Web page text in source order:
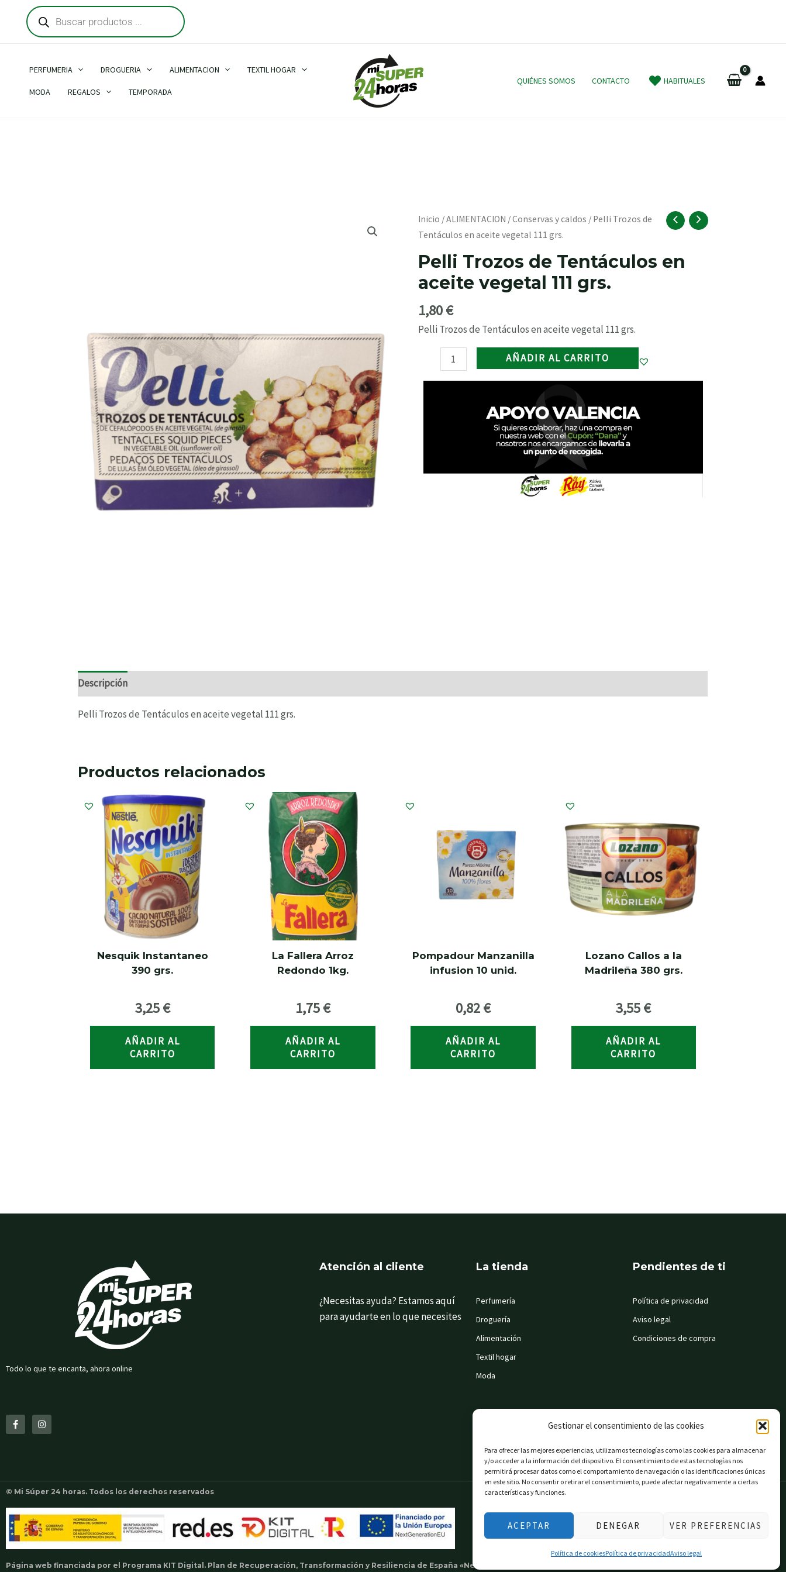
Gestionar el consentimiento de las cookies
Para ofrecer las mejores experiencias, utilizamos tecnologías como las cookies para almacenar
y/o acceder a la información del dispositivo. El consentimiento de estas tecnologías nos
permitirá procesar datos como el comportamiento de navegación o las identificaciones únicas
en este sitio. No consentir o retirar el consentimiento, puede afectar negativamente a ciertas
características y funciones.
ACEPTAR DENEGAR VER PREFERENCIAS
Política de cookiesPolítica de privacidadAviso legal
contenido
Búsqueda
de
productos
PERFUMERIA DROGUERIA ALIMENTACION TEXTIL HOGAR
MODA REGALOS TEMPORADA
QUIÉNES SOMOS CONTACTO HABITUALES
Inicio /ALIMENTACION /Conservas y caldos / Pelli Trozos de
Tentáculos en aceite vegetal 111 grs.
Pelli Trozos de Tentáculos en
aceite vegetal 111 grs.
1,80€
Pelli Trozos de Tentáculos en aceite vegetal 111 grs.
Pelli
Trozos
Tentáculos
en
vegetal
111
cantidad
AÑADIR AL CARRITO
Descripción
Pelli Trozos de Tentáculos en aceite vegetal 111 grs.
Productos relacionados
Nesquik Instantaneo
390 grs.
3,25€
AÑADIR AL
CARRITO
La Fallera Arroz
Redondo 1kg.
1,75€
AÑADIR AL
CARRITO
Pompadour Manzanilla
infusion 10 unid.
0,82€
AÑADIR AL
CARRITO
Lozano Callos a la
Madrileña 380 grs.
3,55€
AÑADIR AL
CARRITO
Todo lo que te encanta, ahora online
a
c
e
n
s
t
Atención al cliente
¿Necesitas ayuda? Estamos aquí
para ayudarte en lo que necesites
La tienda
Perfumería
Droguería
Alimentación
Textil hogar
Moda
Pendientes de ti
Política de privacidad
Aviso legal
Condiciones de compra
© Mi Súper 24 horas. Todos los derechos reservados
Página web financiada por el Programa KIT Digital. Plan de Recuperación, Transformación y Resiliencia de España «Next Generation EU».